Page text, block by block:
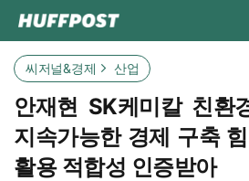
씨저널&경제 산업
안재현 SK케미칼 친환
지속가능한 경제 구축
활용 적합성 인증받아